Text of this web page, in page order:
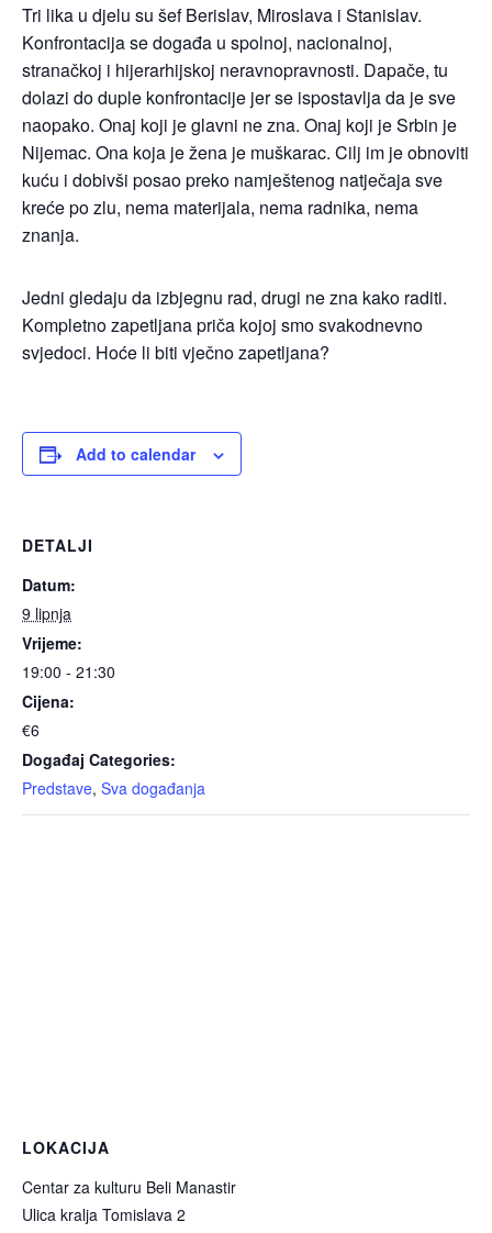
Tri lika u djelu su šef Berislav, Miroslava i Stanislav.
Konfrontacija se događa u spolnoj, nacionalnoj,
stranačkoj i hijerarhijskoj neravnopravnosti. Dapače, tu
dolazi do duple konfrontacije jer se ispostavlja da je sve
naopako. Onaj koji je glavni ne zna. Onaj koji je Srbin je
Nijemac. Ona koja je žena je muškarac. Cilj im je obnoviti
kuću i dobivši posao preko namještenog natječaja sve
kreće po zlu, nema materijala, nema radnika, nema
znanja.
Jedni gledaju da izbjegnu rad, drugi ne zna kako raditi.
Kompletno zapetljana priča kojoj smo svakodnevno
svjedoci. Hoće li biti vječno zapetljana?
Add to calendar
DETALJI
Datum:
9 lipnja
Vrijeme:
19:00 - 21:30
Cijena:
€6
Događaj Categories:
Predstave, Sva događanja
LOKACIJA
Centar za kulturu Beli Manastir
Ulica kralja Tomislava 2